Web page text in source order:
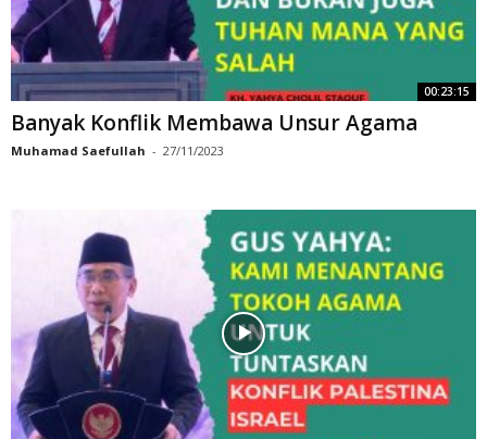
00:23:15
Banyak Konflik Membawa Unsur Agama
Muhamad Saefullah - 27/11/2023